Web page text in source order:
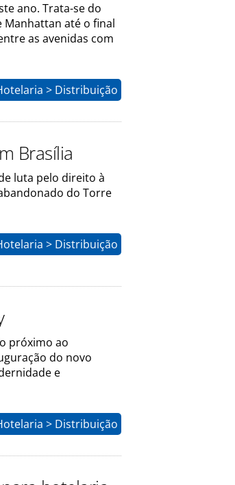
ano. Trata-se do
até o final
as avenidas com
> Distribuição
Brasília
luta pelo direito à
do Torre
> Distribuição
próximo ao
do novo
e
> Distribuição